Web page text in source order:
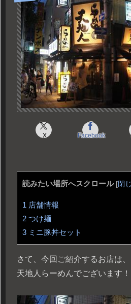
X Facebook
読みたい場所へスクロール [閉
1 店舗情報
2 つけ麺
3 ミニ豚丼セット
さて、今回ご紹介するお店は、
天地人らーめんでございます！